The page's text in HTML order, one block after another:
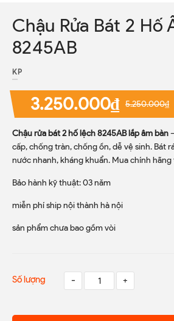
Chậu Rửa Bát 2 Hố
8245AB
KP
3.250.000₫ 5.250.000₫
Chậu rửa bát 2 hố lệch 8245AB lắp âm bàn
cấp, chống tràn, chống ồn, dễ vệ sinh. Bát
nước nhanh, kháng khuẩn. Mua chính hãng
Bảo hành kỹ thuật: 03 năm
miễn phí ship nội thành hà nội
sản phẩm chưa bao gồm vòi
Số lượng - +